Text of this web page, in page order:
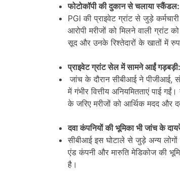
फोटोकॉपी की दुकान से चलाया स्कैंडल:
PGI की प्राइवेट ग्रांट से जुड़े
आरोपी मरीजों को मिलने वाली ग्रांट
सूद और उनके रिश्तेदारों के खातों में
प्राइवेट ग्रांट सेल में सामने आईं गड़बड़ी:
जांच के दौरान सीबीआई ने पीजीआई,
में गंभीर वित्तीय अनियमितताएं पाई
के जरिए मरीजों को आर्थिक मदद और
दवा कंपनियों की भूमिका भी जांच के
सीबीआई इस घोटाले से जुड़े अन्य
एंड कंपनी और मारुति मेडिकोज की
है।